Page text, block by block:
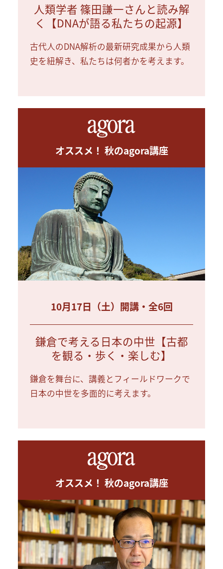
人類学者 篠田謙一さんと読み解
く【DNAが語る私たちの起源】
古代人のDNA解析の最新研究成果から人類
史を紐解き、私たちは何者かを考えます。
オススメ！ 秋のagora講座
10月17日（土）開講・全6回
鎌倉で考える日本の中世【古都
を観る・歩く・楽しむ】
鎌倉を舞台に、講義とフィールドワークで
日本の中世を多面的に考えます。
オススメ！ 秋のagora講座